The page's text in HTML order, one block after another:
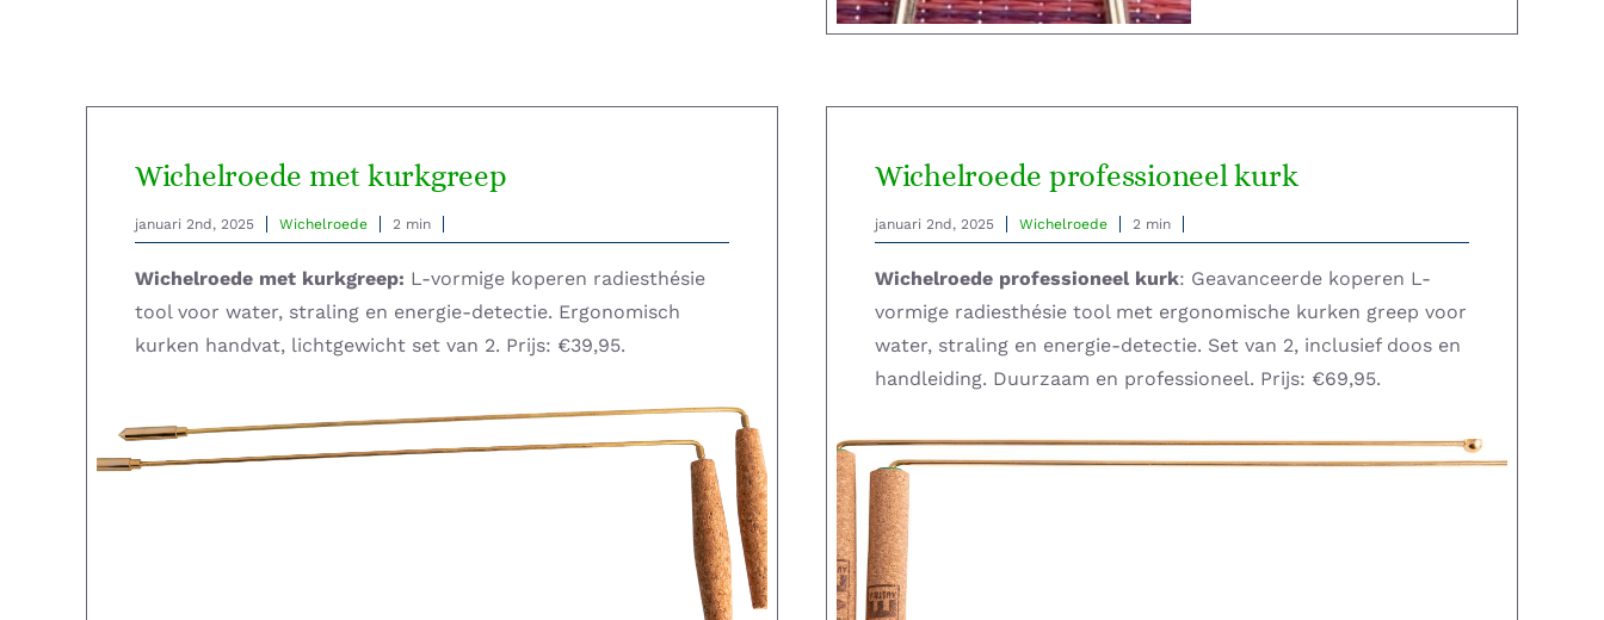
Wichelroede met kurkgreep
januari 2nd, 2025 Wichelroede 2 min
Wichelroede met kurkgreep: L-vormige koperen radiesthésie
tool voor water, straling en energie-detectie. Ergonomisch
kurken handvat, lichtgewicht set van 2. Prijs: €39,95.
Wichelroede professioneel kurk
januari 2nd, 2025 Wichelroede 2 min
Wichelroede professioneel kurk: Geavanceerde koperen L-
vormige radiesthésie tool met ergonomische kurken greep voor
water, straling en energie-detectie. Set van 2, inclusief doos en
handleiding. Duurzaam en professioneel. Prijs: €69,95.